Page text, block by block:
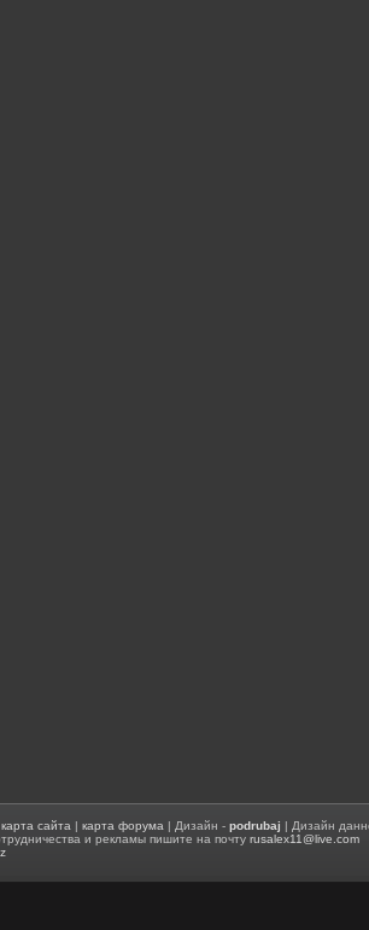
карта сайта |карта форума | Дизайн -podrubaj | Дизайн
и рекламы пишите на почтуrusalex11@live.com